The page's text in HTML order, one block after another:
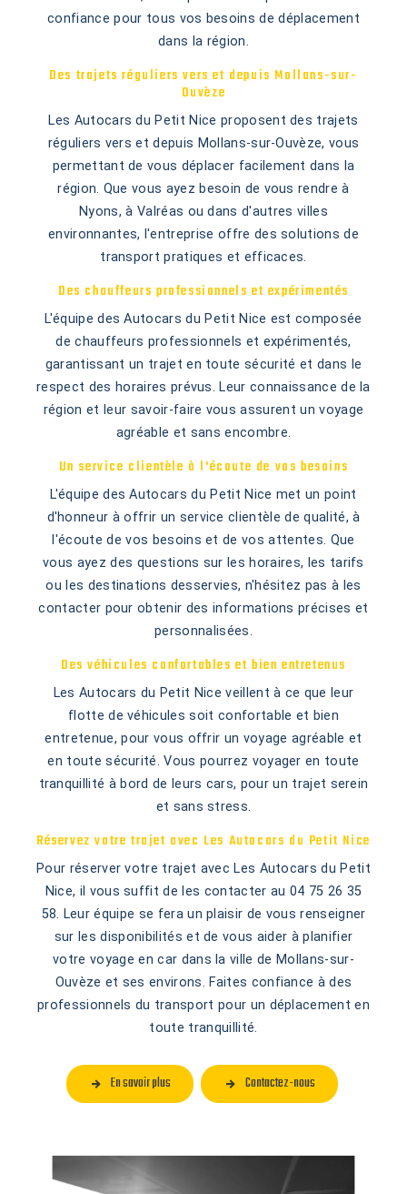
confiance pour tous vos besoins de déplacement
dans la région.
Des trajets réguliers vers et depuis Mollans-sur-
Ouvèze
Les Autocars du Petit Nice proposent des trajets
réguliers vers et depuis Mollans-sur-Ouvèze, vous
permettant de vous déplacer facilement dans la
région. Que vous ayez besoin de vous rendre à
Nyons, à Valréas ou dans d'autres villes
environnantes, l'entreprise offre des solutions de
transport pratiques et efficaces.
Des chauffeurs professionnels et expérimentés
L'équipe des Autocars du Petit Nice est composée
de chauffeurs professionnels et expérimentés,
garantissant un trajet en toute sécurité et dans le
respect des horaires prévus. Leur connaissance de la
région et leur savoir-faire vous assurent un voyage
agréable et sans encombre.
Un service clientèle à l'écoute de vos besoins
L'équipe des Autocars du Petit Nice met un point
d'honneur à offrir un service clientèle de qualité, à
l'écoute de vos besoins et de vos attentes. Que
vous ayez des questions sur les horaires, les tarifs
ou les destinations desservies, n'hésitez pas à les
contacter pour obtenir des informations précises et
personnalisées.
Des véhicules confortables et bien entretenus
Les Autocars du Petit Nice veillent à ce que leur
flotte de véhicules soit confortable et bien
entretenue, pour vous offrir un voyage agréable et
en toute sécurité. Vous pourrez voyager en toute
tranquillité à bord de leurs cars, pour un trajet serein
et sans stress.
Réservez votre trajet avec Les Autocars du Petit Nice
Pour réserver votre trajet avec Les Autocars du Petit
Nice, il vous suffit de les contacter au 04 75 26 35
58. Leur équipe se fera un plaisir de vous renseigner
sur les disponibilités et de vous aider à planifier
votre voyage en car dans la ville de Mollans-sur-
Ouvèze et ses environs. Faites confiance à des
professionnels du transport pour un déplacement en
toute tranquillité.
En savoir plus Contactez-nous